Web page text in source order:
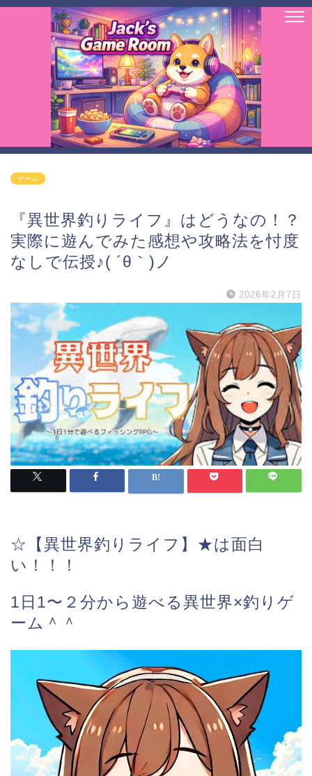
ゲーム
『異世界釣りライフ』はどうなの！？
実際に遊んでみた感想や攻略法を忖度
なしで伝授♪( ´θ｀)ノ
2026年2月7日
☆【異世界釣りライフ】★は面白
い！！！
1日1〜２分から遊べる異世界×釣りゲ
ーム＾＾